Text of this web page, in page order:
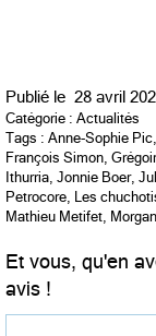
Publié le 28 avril
Catégorie : Actualités
Tags : Anne-Sophie Pic
François Simon
Ithurria Jonnie Boer,
Petrocore Les
Mathieu Metifet
Et vous, qu'en
avis !